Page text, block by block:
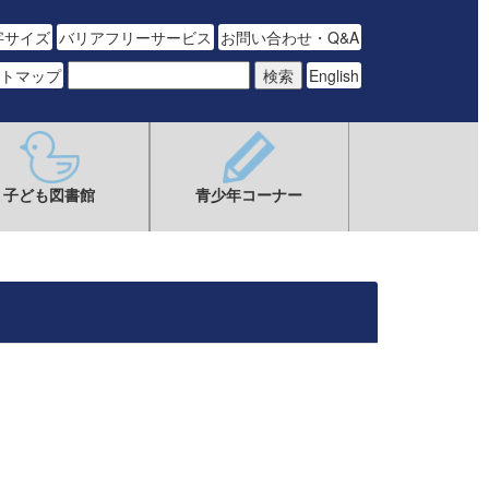
イズ バリアフリーサービス お問い合わせ・Q&A
マップ
English
子ども図書館 青少年コーナー